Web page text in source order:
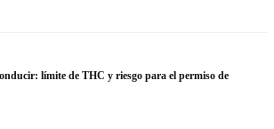
límite de THC y riesgo para el permiso de